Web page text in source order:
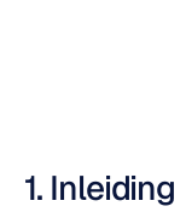
1. Inleiding